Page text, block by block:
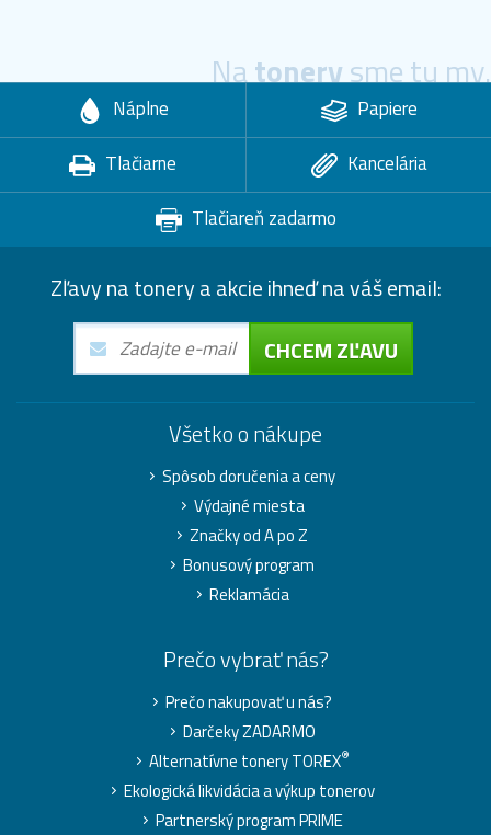
Natonerysme tu my.
Náplne
Papiere
Tlačiarne
Kancelária
Tlačiareň zadarmo
Zľavy na tonery a akcie ihneď na váš email:
CHCEM ZĽAVU
Všetko o nákupe
Spôsob doručenia a ceny
Výdajné miesta
Značky od A po Z
Bonusový program
Reklamácia
Prečo vybrať nás?
Prečo nakupovať u nás?
Darčeky ZADARMO
Alternatívne tonery TOREX®
Ekologická likvidácia a výkup tonerov
Partnerský program PRIME